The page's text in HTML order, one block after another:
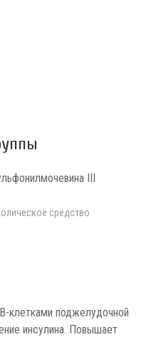
III
средство
клетками поджелудочной
инсулина. Повышает